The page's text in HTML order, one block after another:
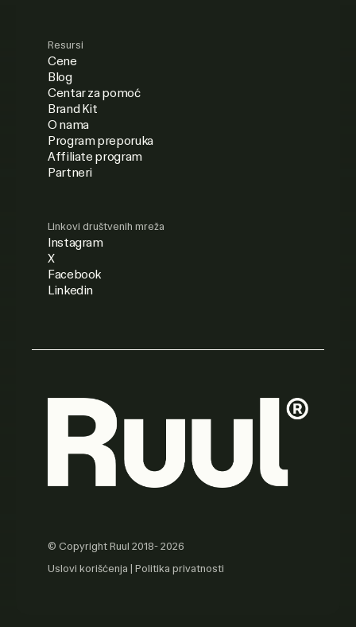
Resursi
Cene
Blog
Centar za pomoć
Brand Kit
O nama
Program preporuka
Affiliate program
Partneri
© Copyright Ruul 2018- 2026
Uslovi korišćenja | Politika privatnosti
Linkovi društvenih mreža
Instagram
X
Facebook
Linkedin